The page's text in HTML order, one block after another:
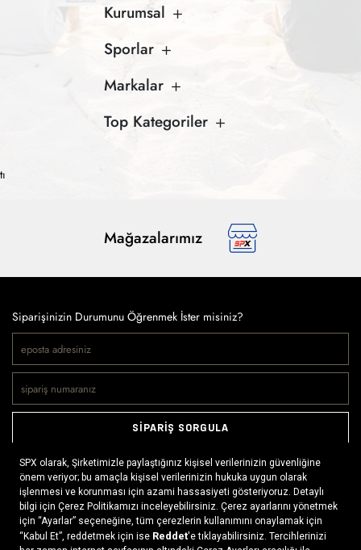
Kurumsal
Sporlar
Markalar
Top Kategoriler
Mağazalarımız
Siparişinizin Durumunu Öğrenmek İster misiniz?
SİPARİŞ SORGULA
Doğaya ve spora tutkuyla bağlı olanların markası SPX, çeşitli
kategorilerde sunduğu spor giyim ürünleri, outdoor ayakkabılar,
ekipman ve aksesuarlar ile, her yerde ve her koşulda doğayla
buluşmayı mümkün kılıyor. Daima aktif bir yaşam tarzını